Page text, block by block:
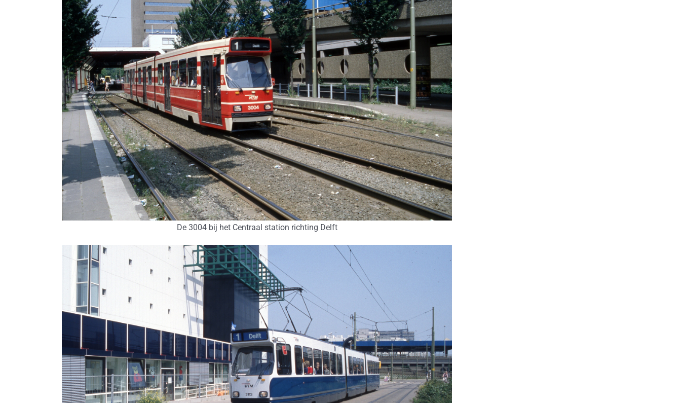
De 3004 bij het Centraal station richting Delft